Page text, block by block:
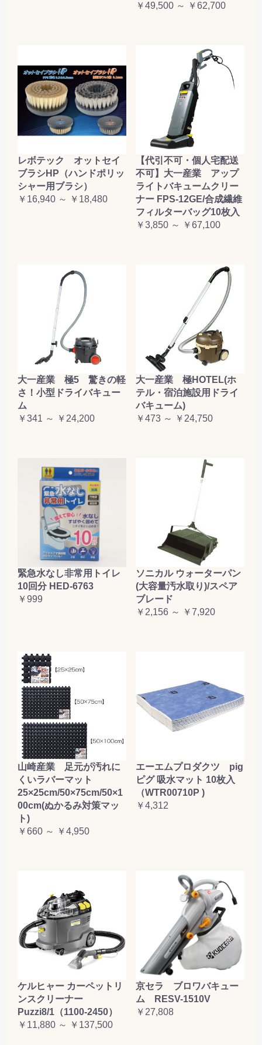
￥49,500 ～ ￥62,700
レボテック オットセイ
ブラシHP（ハンドポリッ
シャー用ブラシ）
￥16,940 ～ ￥18,480
【代引不可・個人宅配送
不可】大一産業 アップ
ライトバキュームクリー
ナー FPS-12GE/合成繊維
フィルターバッグ10枚入
￥3,850 ～ ￥67,100
大一産業 極5 驚きの軽
さ！小型ドライバキュー
ム
￥341 ～ ￥24,200
大一産業 極HOTEL(ホ
テル・宿泊施設用ドライ
バキューム)
￥473 ～ ￥24,750
緊急水なし非常用トイレ
10回分 HED-6763
￥999
ソニカル ウォーターパン
(大容量汚水取り)/スペア
ブレード
￥2,156 ～ ￥7,920
山崎産業 足元が汚れに
くいラバーマット
25×25cm/50×75cm/50×1
00cm(ぬかるみ対策マッ
ト)
￥660 ～ ￥4,950
エーエムプロダクツ pig
ピグ 吸水マット 10枚入
（WTR00710P )
￥4,312
ケルヒャー カーペットリ
ンスクリーナー
Puzzi8/1（1100-2450）
￥11,880 ～ ￥137,500
京セラ ブロワバキュー
ム RESV-1510V
￥27,808